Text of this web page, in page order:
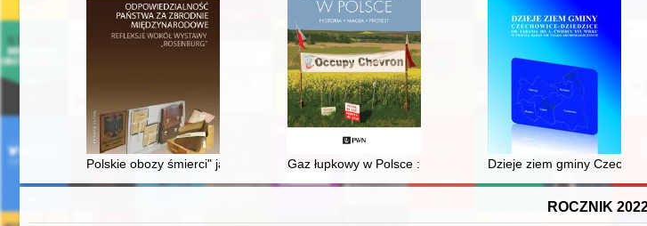
Polskie obozy śmierci" jako "opinia", której wyrażanie jest chronione przez niemiecki ordre public?
Gaz łupkowy w Polsce : historia, magia, protest
Dzieje ziem gminy
ROCZNIK